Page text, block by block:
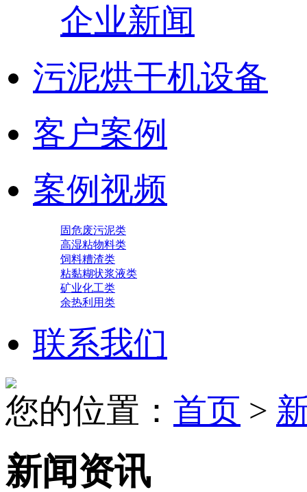
企业新闻
污泥烘干机设备
客户案例
案例视频
固危废污泥类
高湿粘物料类
饲料糟渣类
粘黏糊状浆液类
矿业化工类
余热利用类
联系我们
您的位置： 首页 >
新闻资讯